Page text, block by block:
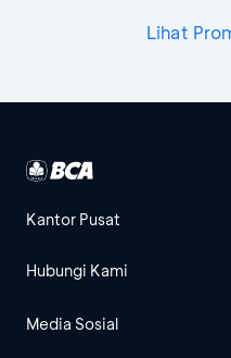
Lihat
Kantor Pusat
Hubungi Kami
Media Sosial